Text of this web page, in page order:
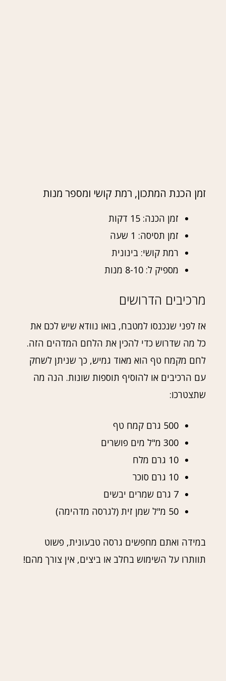
זמן הכנת המתכון, רמת קושי ומספר מנות
זמן הכנה: 15 דקות
זמן תסיסה: 1 שעה
רמת קושי: בינונית
מספיק ל: 8-10 מנות
מרכיבים הדרושים
אז לפני שנכנסו למטבח, בואו נוודא שיש לכם את
כל מה שדרוש כדי להכין את הלחם המדהים הזה.
לחם מקמח טף הוא מאוד גמיש, כך שניתן לשחק
עם הרכיבים או להוסיף תוספות שונות. הנה מה
שתצטרכו:
500 גרם קמח טף
300 מ"ל מים פושרים
10 גרם מלח
10 גרם סוכר
7 גרם שמרים יבשים
50 מ"ל שמן זית (לגרסה מדהימה)
במידה ואתם מחפשים גרסה טבעונית, פשוט
תוותרו על השימוש בחלב או ביצים, אין צורך מהם!